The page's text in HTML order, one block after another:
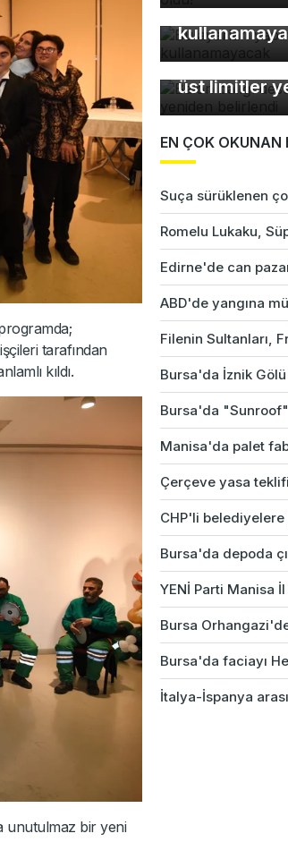
tarafından
kıldı.
unutulmaz bir yeni
Bu ayarları
Balon
üst limitler
EN ÇOK OKUNAN
Suça sürüklenen
Romelu Lukaku,
Edirne'de can
ABD'de yangına
Filenin Sultanları,
Bursa'da İznik Gölü
Bursa'da
Manisa'da palet
Çerçeve yasa
CHP'li
Bursa'da depoda
YENİ Parti Manisa İl
Bursa
Bursa'da faciayı
İtalya-İspanya